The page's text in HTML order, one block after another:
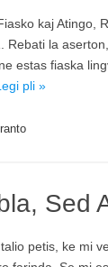
kaj Atingo,
Rebati la
estas fiaska
pli »
Sed
petis, ke mi